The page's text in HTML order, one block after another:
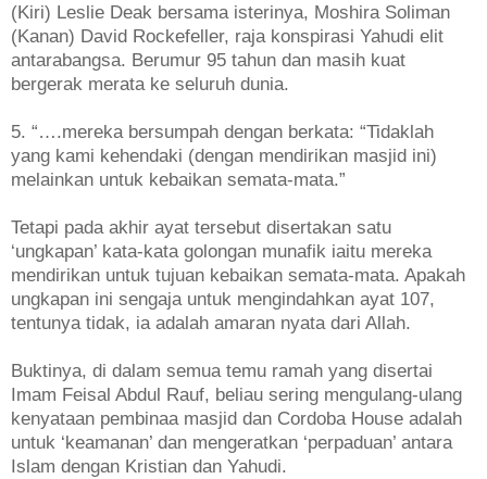
(Kiri) Leslie Deak bersama isterinya, Moshira Soliman
(Kanan) David Rockefeller, raja konspirasi Yahudi elit
antarabangsa. Berumur 95 tahun dan masih kuat
bergerak merata ke seluruh dunia.
5. “….mereka bersumpah dengan berkata: “Tidaklah
yang kami kehendaki (dengan mendirikan masjid ini)
melainkan untuk kebaikan semata-mata.”
Tetapi pada akhir ayat tersebut disertakan satu
‘ungkapan’ kata-kata golongan munafik iaitu mereka
mendirikan untuk tujuan kebaikan semata-mata. Apakah
ungkapan ini sengaja untuk mengindahkan ayat 107,
tentunya tidak, ia adalah amaran nyata dari Allah.
Buktinya, di dalam semua temu ramah yang disertai
Imam Feisal Abdul Rauf, beliau sering mengulang-ulang
kenyataan pembinaa masjid dan Cordoba House adalah
untuk ‘keamanan’ dan mengeratkan ‘perpaduan’ antara
Islam dengan Kristian dan Yahudi.